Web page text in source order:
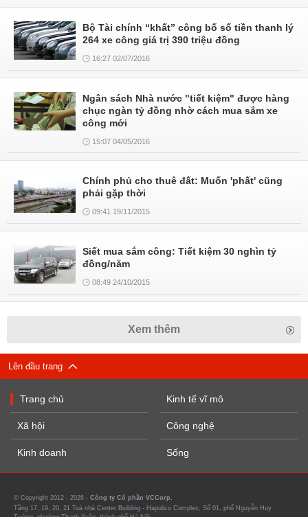
Bộ Tài chính “khất” công bố số tiền thanh lý
264 xe công giá trị 390 triệu đồng
16:27 02/07/2016
Ngân sách Nhà nước "tiết kiệm" được hàng
chục ngàn tỷ đồng nhờ cách mua sắm xe
công mới
15:07 04/05/2016
Chính phủ cho thuê đất: Muốn 'phất' cũng
phải gặp thời
09:41 19/11/2015
Siết mua sắm công: Tiết kiệm 30 nghìn tỷ
đồng/năm
08:49 24/10/2015
Xem thêm
Lên đầu trang
Trang chủ
Xã hội
Kinh doanh
Kinh tế vĩ mô
Công nghệ
Sống
© Copyright 2012 - 2026 - Công ty Cổ phần VCCorp.
Tầng 17, 19, 20, 21 Toà nhà Center Building - Hapulico Complex, Số 01, phố Nguyễn Huy